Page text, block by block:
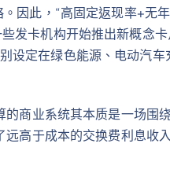
因此，“高固定返现率+无
些发卡机构开始推出新概念
设定在绿色能源、电动汽
商业系统其本质是一场围
高于成本的交换费利息收